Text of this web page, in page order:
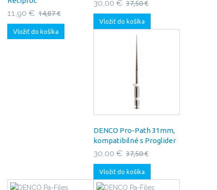
11,90 € 14,87 €
Vložiť do košíka
30,00 € 37,50 €
Vložiť do košíka
DENCO Pro-Path 31mm,
kompatibilné s Proglider
30,00 € 37,50 €
Vložiť do košíka